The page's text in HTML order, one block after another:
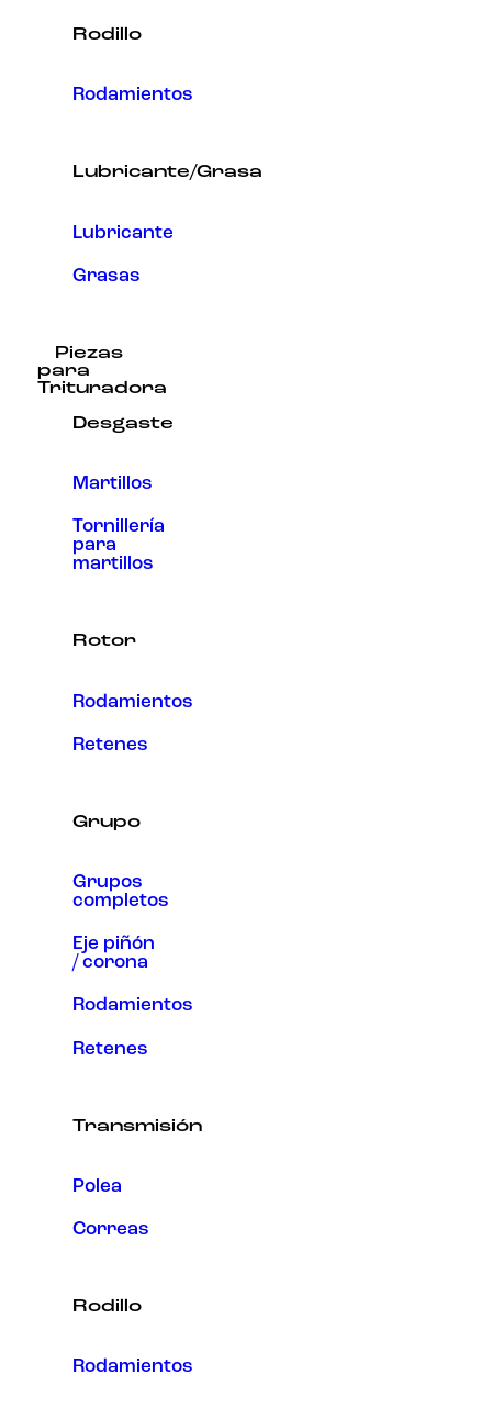
Rodillo
Rodamientos
Lubricante/Grasa
Lubricante
Grasas
Piezas
para
Trituradora
Desgaste
Martillos
Tornillería
para
martillos
Rotor
Rodamientos
Retenes
Grupo
Grupos
completos
Eje piñón
/ corona
Rodamientos
Retenes
Transmisión
Polea
Correas
Rodillo
Rodamientos